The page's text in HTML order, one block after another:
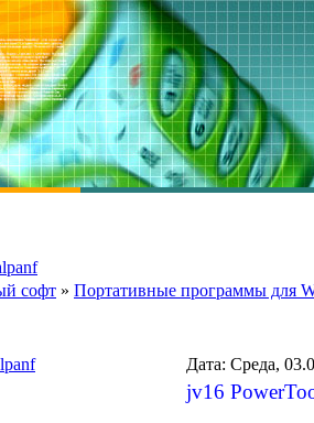
софт » Портативные программы для
Дата: Среда,
jv16